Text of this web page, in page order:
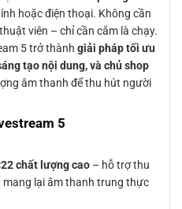
hoặc điện thoại. Không cần
viên – chỉ cần cắm là chạy.
5 trở thành giải pháp tối ưu
tạo nội dung, và chủ shop
âm thanh để thu hút người
5
chất lượng cao– hỗ trợ thu
lại âm thanh trung thực